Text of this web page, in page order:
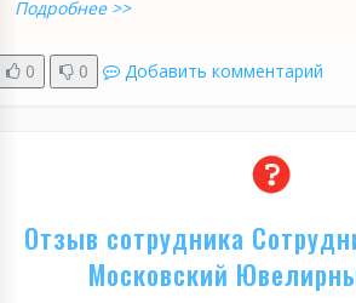
Подробнее >>
0 0 Добавить комментарий
Отзыв сотрудника
Московский